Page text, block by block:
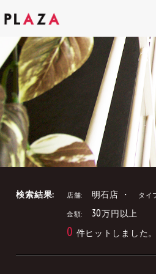
検索結果: 店舗: 明石店 ・ タイ
金額: 30万円以上
0 件ヒットしました。